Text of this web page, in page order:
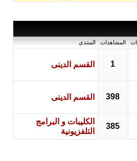
المشاهدات المنتدى
القسم الدينى
398 القسم الدينى
385
الكليبات و البرامج
التلفزيونية